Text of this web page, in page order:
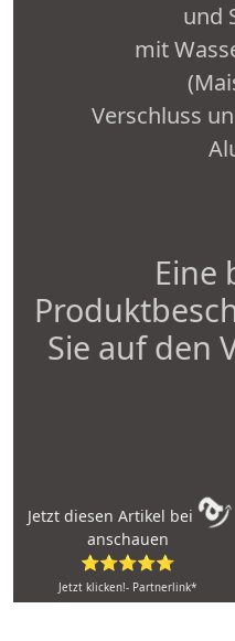
und
mit
Verschluss
Eine
Sie auf den
Jetzt diesen Artikel bei
anschauen
⭐⭐⭐⭐⭐
Jetzt klicken!- Partnerlink*